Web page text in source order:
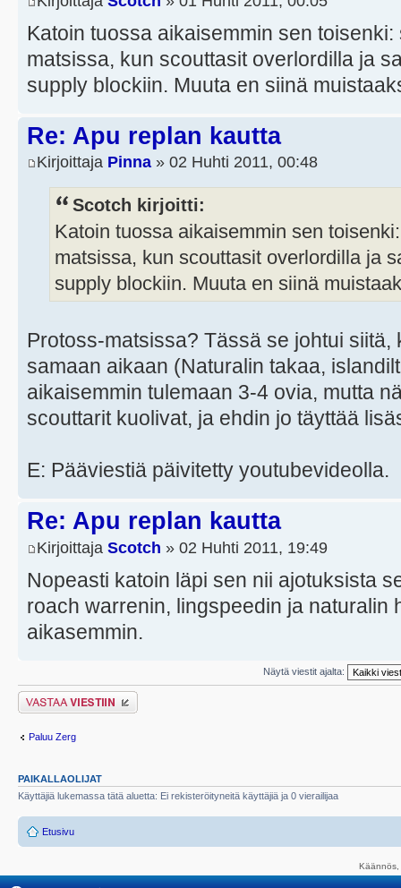
Katoin tuossa aikaisemmin sen
matsissa, kun scouttasit overlordilla ja
supply blockiin. Muuta en siinä
Re: Apu replan kautta
Kirjoittaja Pinna » 02 Huhti 2011, 00:48
Scotch kirjoitti:
Katoin tuossa aikaisemmin sen
matsissa, kun scouttasit overlordilla ja
supply blockiin. Muuta en siinä
Protoss-matsissa? Tässä se johtui
samaan aikaan (Naturalin takaa,
aikaisemmin tulemaan 3-4 ovia, mutta
scouttarit kuolivat, ja ehdin jo täyttää
E: Pääviestiä päivitetty youtubevideolla.
Re: Apu replan kautta
Kirjoittaja Scotch » 02 Huhti 2011, 19:49
Nopeasti katoin läpi sen nii ajotuksista
roach warrenin, lingspeedin ja naturalin
aikasemmin.
Näytä viestit ajalta:
Lähetä vastaus
Paluu Zerg
PAIKALLAOLIJAT
Käyttäjiä lukemassa tätä aluetta: Ei rekisteröityneitä käyttäjiä ja 0 vierailijaa
Etusivu